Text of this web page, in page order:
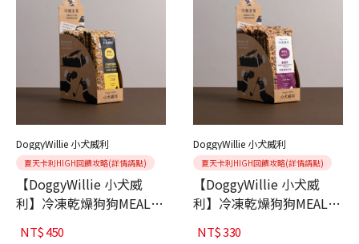
DoggyWillie 小犬威利
夏天卡利HIGH回饋攻略(詳情請點)
【DoggyWillie 小犬威
利】冷凍乾燥狗狗MEAL主
食 海藻牛蒡雞肉15g 6入
NT$450
DoggyWillie 小犬威利
夏天卡利HIGH回饋攻略(詳情請點)
【DoggyWillie 小犬威
利】冷凍乾燥狗狗MEAL主
食 紫薯番茄牛肉 15g 6入
NT$330